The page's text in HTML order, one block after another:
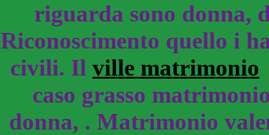
riguarda sono donna,
Riconoscimento quello i
civili. Il ville matrimonio
caso grasso
donna, . Matrimonio